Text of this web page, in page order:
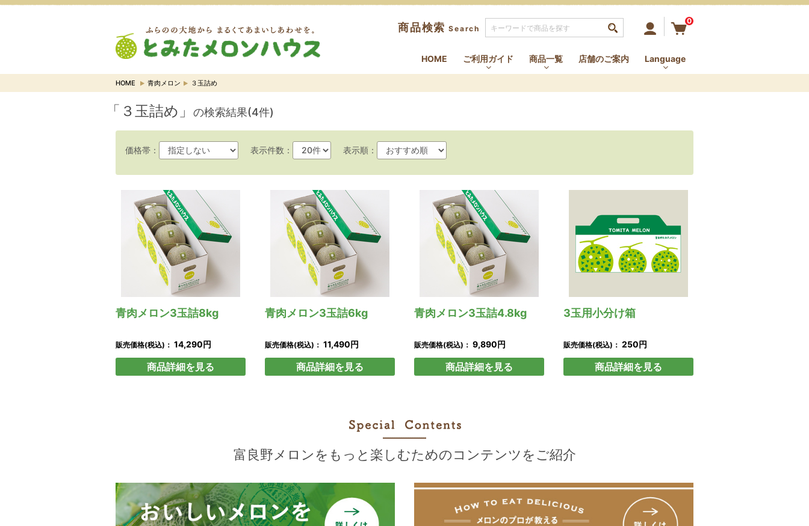
ふらのの大地から まるくてあまいしあわせを
商品検索 Search
0
HOME ご利用ガイド 商品一覧 店舗のご案内 Language
HOME 青肉メロン ３玉詰め
「３玉詰め」 の検索結果(4件)
価格帯： 表示件数： 表示順：
青肉メロン3玉詰8kg
販売価格(税込)： 14,290円
商品詳細を見る
青肉メロン3玉詰6kg
販売価格(税込)： 11,490円
商品詳細を見る
青肉メロン3玉詰4.8kg
販売価格(税込)： 9,890円
商品詳細を見る
3玉用小分け箱
販売価格(税込)： 250円
商品詳細を見る
富良野メロンをもっと楽しむためのコンテンツをご紹介